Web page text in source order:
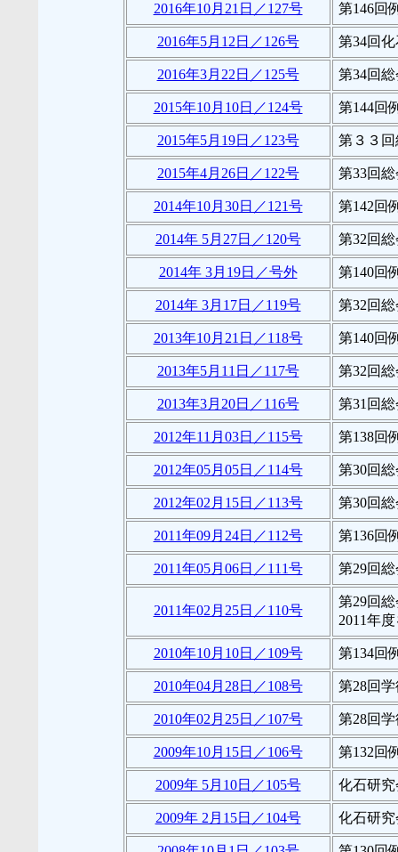
2016年10月21日／127号 第146回
2016年5月12日／126号 第34回
2016年3月22日／125号 第34回
2015年10月10日／124号 第144回
2015年5月19日／123号 第３３
2015年4月26日／122号 第33回
2014年10月30日／121号 第142回
2014年 5月27日／120号 第32回
2014年 3月19日／号外 第140回
2014年 3月17日／119号 第32回
2013年10月21日／118号 第140回
2013年5月11日／117号 第32回
2013年3月20日／116号 第31回
2012年11月03日／115号 第138回
2012年05月05日／114号 第30回
2012年02月15日／113号 第30回
2011年09月24日／112号 第136回
2011年05月06日／111号 第29回
2011年02月25日／110号
第29回
2011年
2010年10月10日／109号 第134回
2010年04月28日／108号 第28回
2010年02月25日／107号 第28回
2009年10月15日／106号 第132回
2009年 5月10日／105号 化石研
2009年 2月15日／104号 化石研